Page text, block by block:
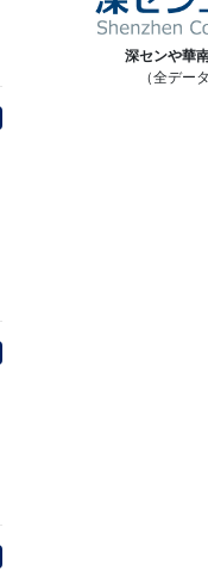
深センや華
（全デー